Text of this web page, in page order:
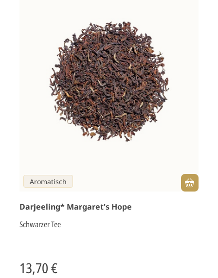
Aromatisch
Darjeeling* Margaret's Hope
Schwarzer Tee
13,70 €